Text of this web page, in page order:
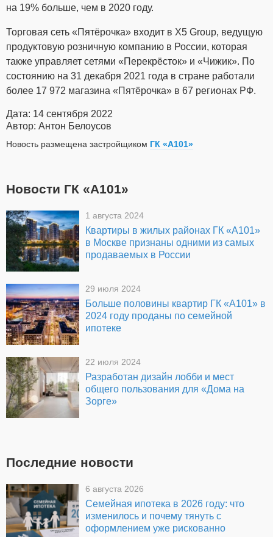
на 19% больше, чем в 2020 году.
Торговая сеть «Пятёрочка» входит в X5 Group, ведущую
продуктовую розничную компанию в России, которая
также управляет сетями «Перекрёсток» и «Чижик». По
состоянию на 31 декабря 2021 года в стране работали
более 17 972 магазина «Пятёрочка» в 67 регионах РФ.
Дата: 14 сентября 2022
Автор: Антон Белоусов
Новость размещена застройщиком ГК «А101»
Новости ГК «А101»
1 августа 2024
Квартиры в жилых районах ГК «А101»
в Москве признаны одними из самых
продаваемых в России
29 июля 2024
Больше половины квартир ГК «А101» в
2024 году проданы по семейной
ипотеке
22 июля 2024
Разработан дизайн лобби и мест
общего пользования для «Дома на
Зорге»
Последние новости
6 августа 2026
Семейная ипотека в 2026 году: что
изменилось и почему тянуть с
оформлением уже рискованно